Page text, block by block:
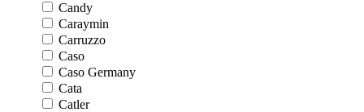
Candy
Caraymin
Carruzzo
Caso
Caso Germany
Cata
Catler